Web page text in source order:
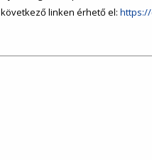
következő linken érhető el: